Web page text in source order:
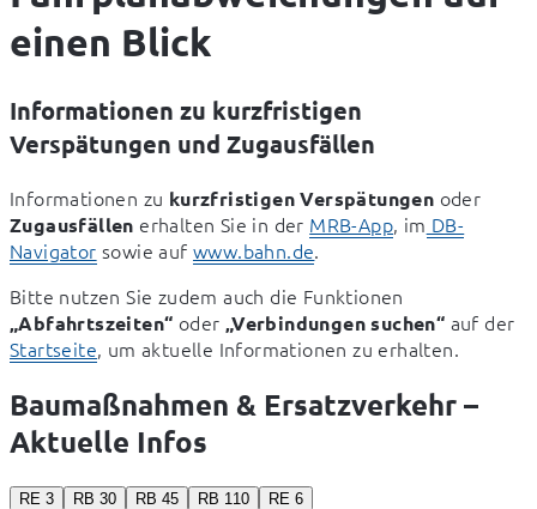
einen Blick
Informationen zu kurzfristigen
Verspätungen und Zugausfällen
Informationen zu kurzfristigen Verspätungen
Zugausfällen erhalten Sie in der MRB-App, im DB-
Navigator sowie auf www.bahn.de.
„Abfahrtszeiten“ oder „Verbindungen suchen“
Startseite, um aktuelle Informationen zu erhalten.
Baumaßnahmen & Ersatzverkehr –
Aktuelle Infos
RE 3 RB 30 RB 45 RB 110 RE 6